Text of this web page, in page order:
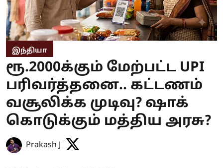
இந்தியா
ரூ.2000க்கும் மேற்பட்ட UPI
பரிவர்த்தனை.. கட்டணம்
வசூலிக்க முடிவு? ஷாக்
கொடுக்கும் மத்திய அரசு?
Prakash J